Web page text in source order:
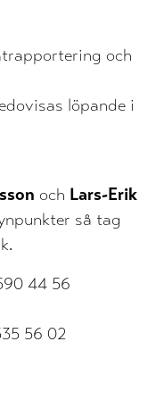
och
löpande i
och Lars-Erik
så tag
56
56 02